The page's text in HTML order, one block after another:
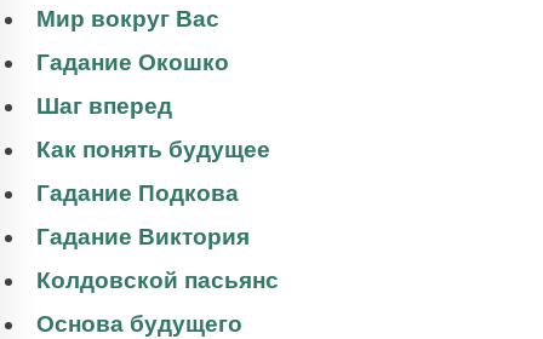
Мир вокруг Вас
Гадание Окошко
Шаг вперед
Как понять будущее
Гадание Подкова
Гадание Виктория
Колдовской пасьянс
Основа будущего